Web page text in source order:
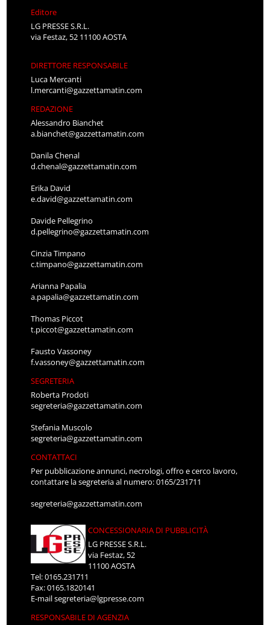
Editore
LG PRESSE S.R.L.
via Festaz, 52 11100 AOSTA
DIRETTORE RESPONSABILE
Luca Mercanti
l.mercanti@gazzettamatin.com
REDAZIONE
Alessandro Bianchet
a.bianchet@gazzettamatin.com
Danila Chenal
d.chenal@gazzettamatin.com
Erika David
e.david@gazzettamatin.com
Davide Pellegrino
d.pellegrino@gazzettamatin.com
Cinzia Timpano
c.timpano@gazzettamatin.com
Arianna Papalia
a.papalia@gazzettamatin.com
Thomas Piccot
t.piccot@gazzettamatin.com
Fausto Vassoney
f.vassoney@gazzettamatin.com
SEGRETERIA
Roberta Prodoti
segreteria@gazzettamatin.com
Stefania Muscolo
segreteria@gazzettamatin.com
CONTATTACI
Per pubblicazione annunci, necrologi, offro e cerco lavoro,
contattare la segreteria al numero: 0165/231711
segreteria@gazzettamatin.com
CONCESSIONARIA DI PUBBLICITÀ
LG PRESSE S.R.L.
via Festaz, 52
11100 AOSTA
Tel: 0165.231711
Fax: 0165.1820141
E-mailsegreteria@lgpresse.com
RESPONSABILE DI AGENZIA